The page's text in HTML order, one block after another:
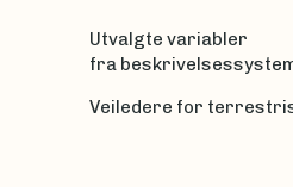
Utvalgte variabler
fra
Veiledere for